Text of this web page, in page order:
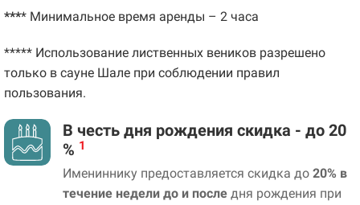
**** Минимальное время аренды – 2 часа
***** Использование лиственных веников разрешено
только в сауне Шале при соблюдении правил
пользования.
В честь дня рождения скидка - до 20
% 1
Имениннику предоставляется скидка до 20% в
течение недели до и после дня рождения при